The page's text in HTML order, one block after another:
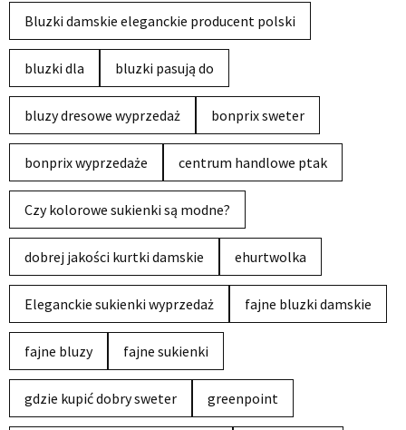
Bluzki damskie eleganckie producent polski
bluzki dla bluzki pasują do
bluzy dresowe wyprzedaż bonprix sweter
bonprix wyprzedaże centrum handlowe ptak
Czy kolorowe sukienki są modne?
dobrej jakości kurtki damskie ehurtwolka
Eleganckie sukienki wyprzedaż fajne bluzki damskie
fajne bluzy fajne sukienki
gdzie kupić dobry sweter greenpoint